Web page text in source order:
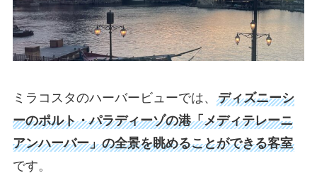
ミラコスタのハーバービューでは、 ディズニーシ
ーのポルト・パラディーゾの港「メディテレーニ
アンハーバー」の全景を眺めることができる客室
です。